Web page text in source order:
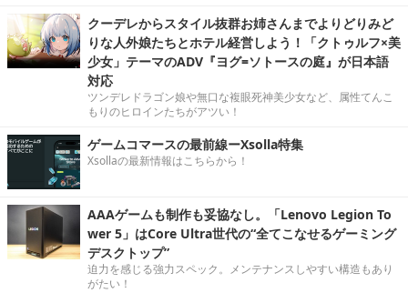
クーデレからスタイル抜群お姉さんまでよりどりみど
りな人外娘たちとホテル経営しよう！「クトゥルフ×美
少女」テーマのADV『ヨグ=ソトースの庭』が日本語
対応
ツンデレドラゴン娘や無口な複眼死神美少女など、属性てんこ
もりのヒロインたちがアツい！
ゲームコマースの最前線ーXsolla特集
Xsollaの最新情報はこちらから！
AAAゲームも制作も妥協なし。「Lenovo Legion To
wer 5」はCore Ultra世代の“全てこなせるゲーミング
デスクトップ”
迫力を感じる強力スペック。メンテナンスしやすい構造もあり
がたい！